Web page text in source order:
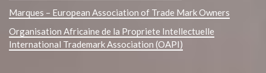
Marques – European Association of Trade Mark Owners
Organisation Africaine de la Propriete Intellectuelle
International Trademark Association (OAPI)